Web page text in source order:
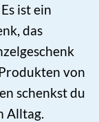
ist ein
das
von
schenkst du
Alltag.